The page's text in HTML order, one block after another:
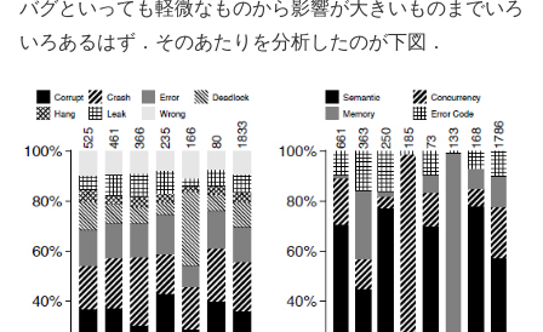
バグといっても軽微なものから影響が大きいものまでいろ
いろあるはず．そのあたりを分析したのが下図．